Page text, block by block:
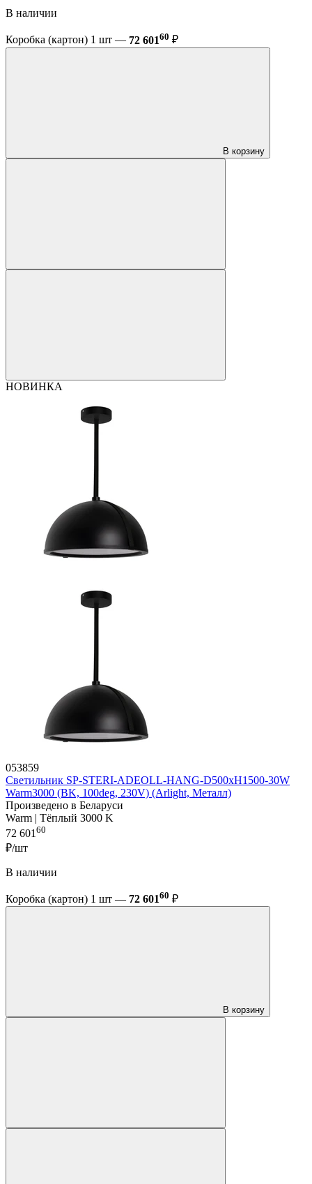
В наличии
Коробка (картон) 1 шт — 72 60160 ₽
В корзину
НОВИНКА
053859
Светильник SP-STERI-ADEOLL-HANG-D500xH1500-30W
Warm3000 (BK, 100deg, 230V) (Arlight, Металл)
Произведено в Беларуси
Warm | Тёплый 3000 K
72 601 60
₽/шт
В наличии
Коробка (картон) 1 шт — 72 60160 ₽
В корзину